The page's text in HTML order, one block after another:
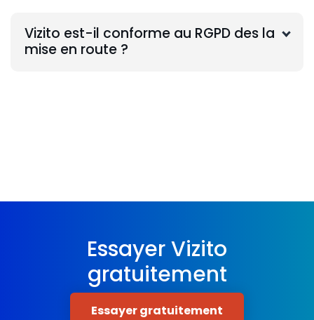
Vizito est-il conforme au RGPD des la
mise en route ?
Essayer Vizito
gratuitement
Essayer gratuitement